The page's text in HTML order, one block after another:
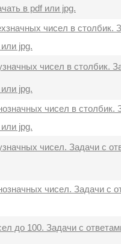
в pdf или jpg.
чисел в столбик.
jpg.
чисел в столбик.
jpg.
чисел в столбик.
jpg.
чисел. Задачи с
чисел. Задачи с
до 100. Задачи с